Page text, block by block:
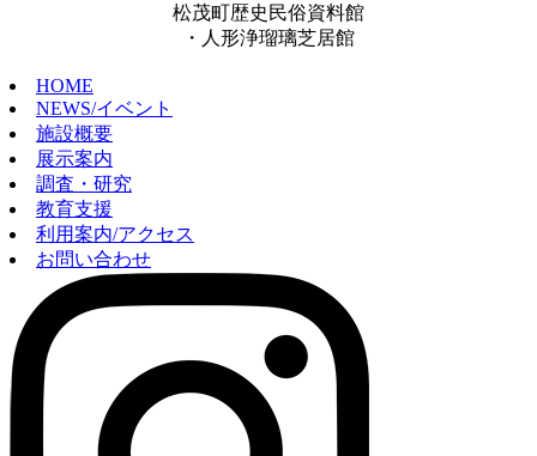
松茂町歴史民俗資料館
・人形浄瑠璃芝居館
HOME
NEWS/イベント
施設概要
展示案内
調査・研究
教育支援
利用案内/アクセス
お問い合わせ